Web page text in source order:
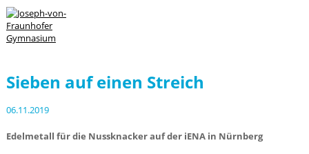
Sieben auf einen Streich
06.11.2019
Edelmetall für die Nussknacker auf der iENA in Nürnberg